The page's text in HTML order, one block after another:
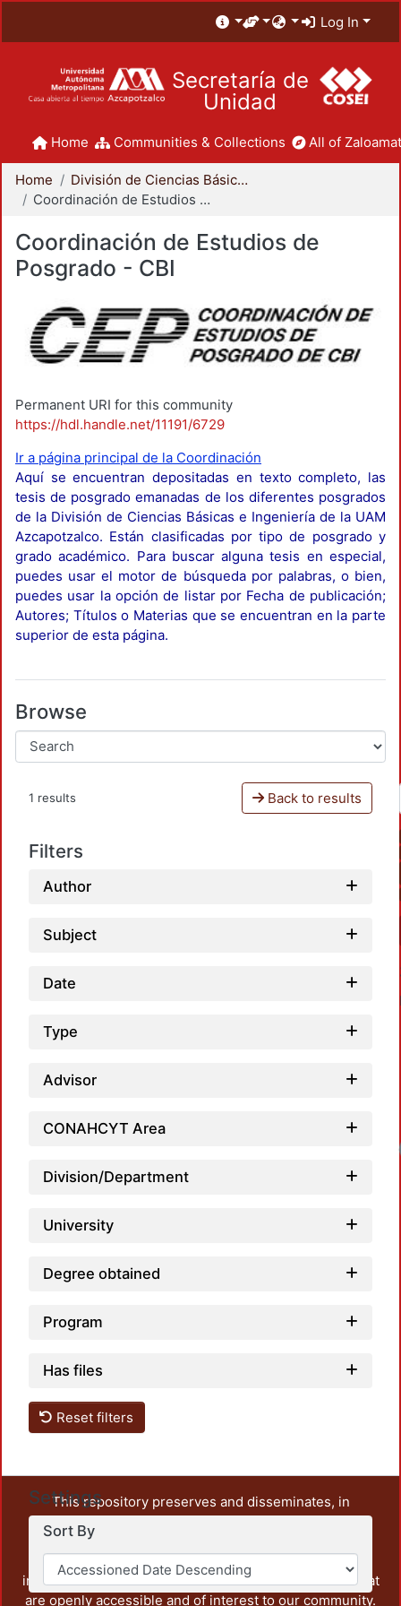
Log In
Secretaría de
Unidad
Home Communities & Collections All of
Home
División de Ciencias Básicas e Ingeniería
Coordinación de Estudios de Posgrado - CBI
Coordinación de Estudios de
Posgrado - CBI
Permanent URI for this community
https://hdl.handle.net/11191/6729
Ir a página principal de la Coordinación
Aquí se encuentran depositadas en texto completo, las
tesis de posgrado emanadas de los diferentes posgrados
de la División de Ciencias Básicas e Ingeniería de la UAM
Azcapotzalco. Están clasificadas por tipo de posgrado y
grado académico. Para buscar alguna tesis en especial,
puedes usar el motor de búsqueda por palabras, o bien,
puedes usar la opción de listar por Fecha de publicación;
Autores; Títulos o Materias que se encuentran en la parte
superior de esta página.
Browse
1 results Back to results
Filters
Author
Subject
Date
Type
Advisor
CONAHCYT Area
Division/Department
University
Degree obtained
Program
Has files
Reset filters
Settings
Sort By
This repository preserves and disseminates, in
unrestricted open access, the teaching and research
output of UAM Azcapotzalco. It also includes some
administrative and graphic documents from the
institution, as well as content from other institutions that
are openly accessible and of interest to our community.